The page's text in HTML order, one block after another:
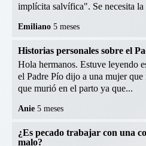
implícita salvífica". Se necesita
Emiliano 5 meses
Historias personales sobre el
Hola hermanos. Estuve leyendo
el Padre Pío dijo a una mujer
que murió en el parto ya que...
Anie 5 meses
¿Es pecado trabajar con una
malo?